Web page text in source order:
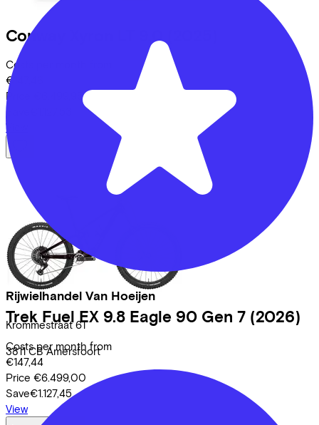
Rijwielhandel Van Hoeijen
Krommestraat 61
3811 CB Amersfoort
Conway
Costs per month from
€147,46
Price
€6.499,95
Save
View
Trek Fuel EX 9.8 Eagle 90 Gen 7 (2026)
Costs per month from
€147,44
Price €6.499,00
Save€1.127,45
View